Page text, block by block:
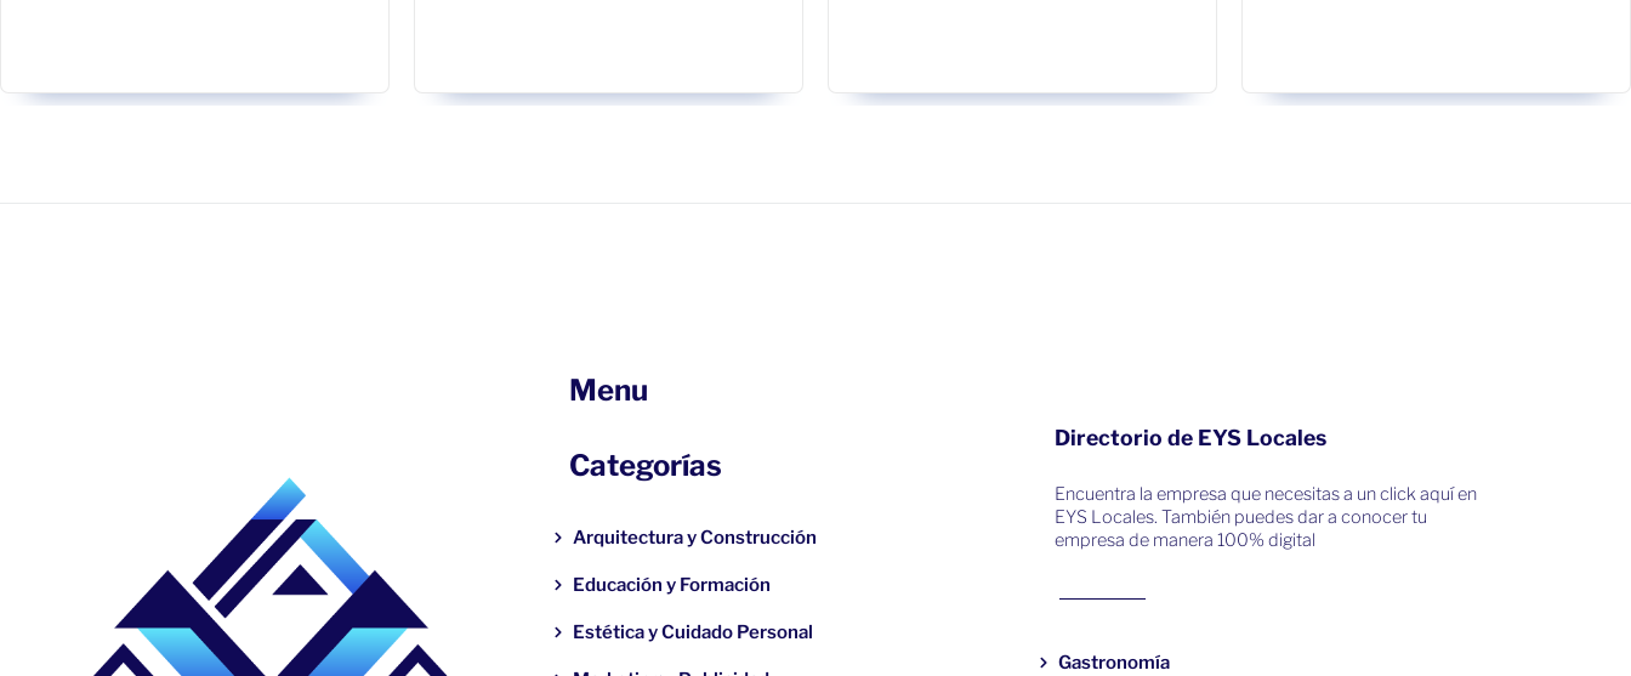
Menu
Categorías
Arquitectura y Construcción
Educación y Formación
Estética y Cuidado Personal
Directorio de EYS Locales
Encuentra la empresa que necesitas a un click aquí en
EYS Locales. También puedes dar a conocer tu
empresa de manera 100% digital
Gastronomía